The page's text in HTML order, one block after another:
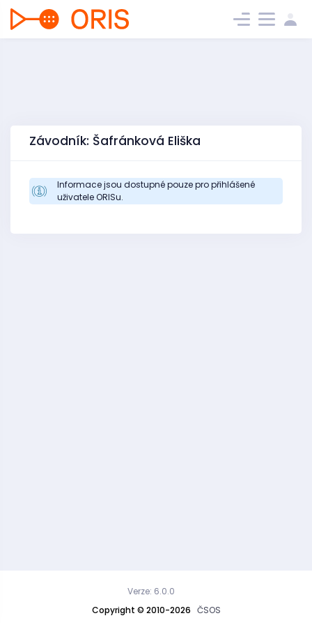
Závodník: Šafránková Eliška
Informace jsou dostupné pouze pro přihlášené
uživatele ORISu.
Copyright © 2010-2026 ČSOS
Verze: 6.0.0